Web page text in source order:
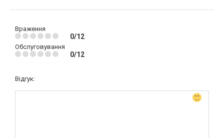
Враження
0/12
Обслуговування
0/12
Відгук: